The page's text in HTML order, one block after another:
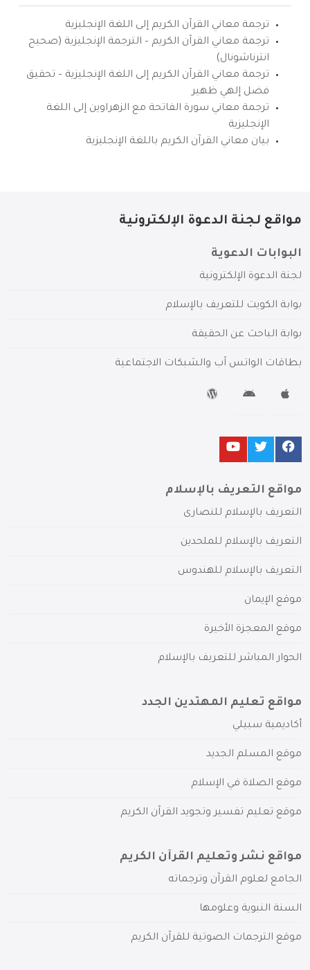
ترجمة معاني القرآن الكريم إلى اللغة الإنجليزية
ترجمة معاني القرآن الكريم – الترجمة الإنجليزية (صحيح
انترناشونال)
ترجمة معاني القرآن الكريم إلى اللغة الإنجليزية – تحقيق
فضل إلهي ظهير
ترجمة معاني سورة الفاتحة مع الزهراوين إلى اللغة
الإنجليزية
بيان معاني القرآن الكريم باللغة الإنجليزية
مواقع لجنة الدعوة الإلكترونية
البوابات الدعوية
لجنة الدعوة الإلكترونية
بوابة الكويت للتعريف بالإسلام
بوابة الباحث عن الحقيقة
بطاقات الواتس آب والشبكات الاجتماعية
مواقع التعريف بالإسلام
التعريف بالإسلام للنصارى
التعريف بالإسلام للملحدين
التعريف بالإسلام للهندوس
موقع الإيمان
موقع المعجزة الأخيرة
الحوار المباشر للتعريف بالإسلام
مواقع تعليم المهتدين الجدد
أكاديمية سبيلي
موقع المسلم الجديد
موقع الصلاة في الإسلام
موقع تعليم تفسير وتجويد القرآن الكريم
مواقع نشر وتعليم القرآن الكريم
الجامع لعلوم القرآن وترجماته
السنة النبوية وعلومها
موقع الترجمات الصوتية للقرآن الكريم